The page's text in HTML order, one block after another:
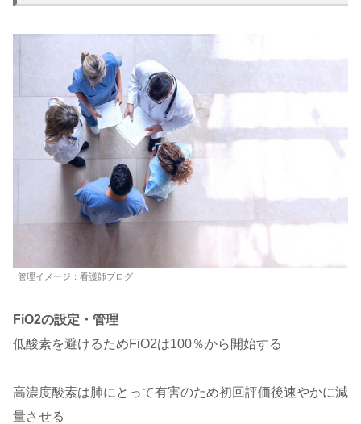
管理イメージ：看護師ブログ
FiO2の設定・管理
低酸素を避けるためFiO2は100％から開始する
高濃度酸素は肺にとって有害のため初回評価後速やかに減
量させる